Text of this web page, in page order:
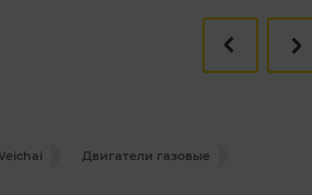
Двигатели газовые